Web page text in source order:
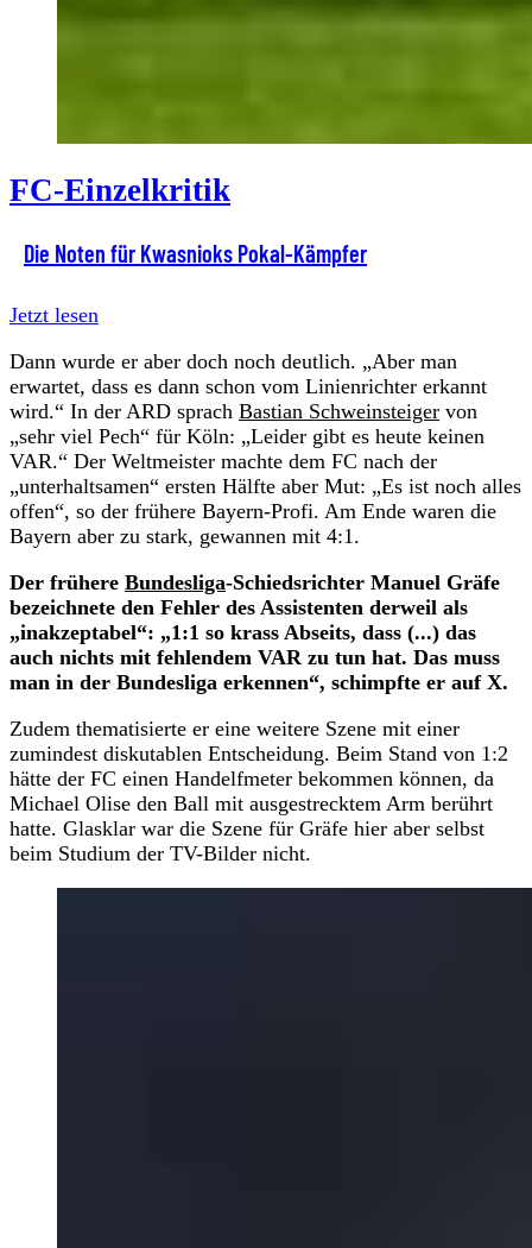
FC-Einzelkritik
Die Noten für Kwasnioks Pokal-Kämpfer
Jetzt lesen
Dann wurde er aber doch noch deutlich. „Aber man
erwartet, dass es dann schon vom Linienrichter erkannt
wird.“ In der ARD sprach Bastian Schweinsteiger von
„sehr viel Pech“ für Köln: „Leider gibt es heute keinen
VAR.“ Der Weltmeister machte dem FC nach der
„unterhaltsamen“ ersten Hälfte aber Mut: „Es ist noch alles
offen“, so der frühere Bayern-Profi. Am Ende waren die
Bayern aber zu stark, gewannen mit 4:1.
Der frühere Bundesliga-Schiedsrichter Manuel Gräfe
bezeichnete den Fehler des Assistenten derweil als
„inakzeptabel“: „1:1 so krass Abseits, dass (...) das
auch nichts mit fehlendem VAR zu tun hat. Das muss
man in der Bundesliga erkennen“, schimpfte er auf X.
Zudem thematisierte er eine weitere Szene mit einer
zumindest diskutablen Entscheidung. Beim Stand von 1:2
hätte der FC einen Handelfmeter bekommen können, da
Michael Olise den Ball mit ausgestrecktem Arm berührt
hatte. Glasklar war die Szene für Gräfe hier aber selbst
beim Studium der TV-Bilder nicht.